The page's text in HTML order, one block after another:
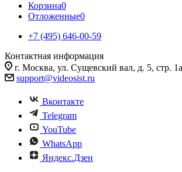
Корзина0
Отложенные0
+7 (495) 646-00-59
Контактная информация
г. Москва, ул. Сущевский вал, д. 5, стр.
support@videosist.ru
Вконтакте
Telegram
YouTube
WhatsApp
Яндекс.Дзен